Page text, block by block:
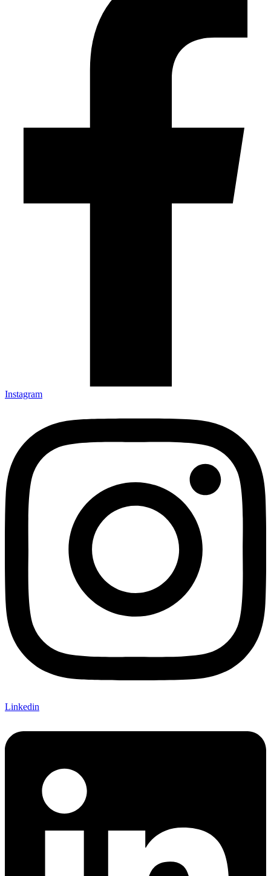
Instagram
Linkedin